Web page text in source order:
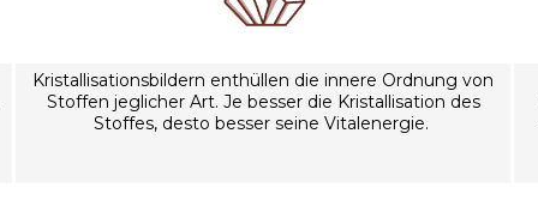
Kristallisationsbildern enthüllen die innere Ordnung von
Stoffen jeglicher Art. Je besser die Kristallisation des
Stoffes, desto besser seine Vitalenergie.